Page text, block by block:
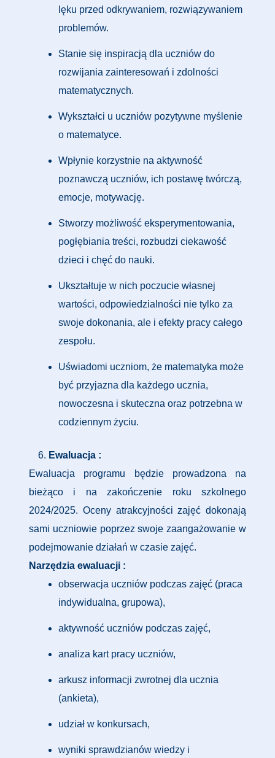
lęku przed odkrywaniem, rozwiązywaniem
problemów.
Stanie się inspiracją dla uczniów do
rozwijania zainteresowań i zdolności
matematycznych.
Wykształci u uczniów pozytywne myślenie
o matematyce.
Wpłynie korzystnie na aktywność
poznawczą uczniów, ich postawę twórczą,
emocje, motywację.
Stworzy możliwość eksperymentowania,
pogłębiania treści, rozbudzi ciekawość
dzieci i chęć do nauki.
Ukształtuje w nich poczucie własnej
wartości, odpowiedzialności nie tylko za
swoje dokonania, ale i efekty pracy całego
zespołu.
Uświadomi uczniom, że matematyka może
być przyjazna dla każdego ucznia,
nowoczesna i skuteczna oraz potrzebna w
codziennym życiu.
Ewaluacja :
Ewaluacja programu będzie prowadzona na
bieżąco i na zakończenie roku szkolnego
2024/2025. Oceny atrakcyjności zajęć dokonają
sami uczniowie poprzez swoje zaangażowanie w
podejmowanie działań w czasie zajęć.
Narzędzia ewaluacji :
obserwacja uczniów podczas zajęć (praca
indywidualna, grupowa),
aktywność uczniów podczas zajęć,
analiza kart pracy uczniów,
arkusz informacji zwrotnej dla ucznia
(ankieta),
udział w konkursach,
wyniki sprawdzianów wiedzy i